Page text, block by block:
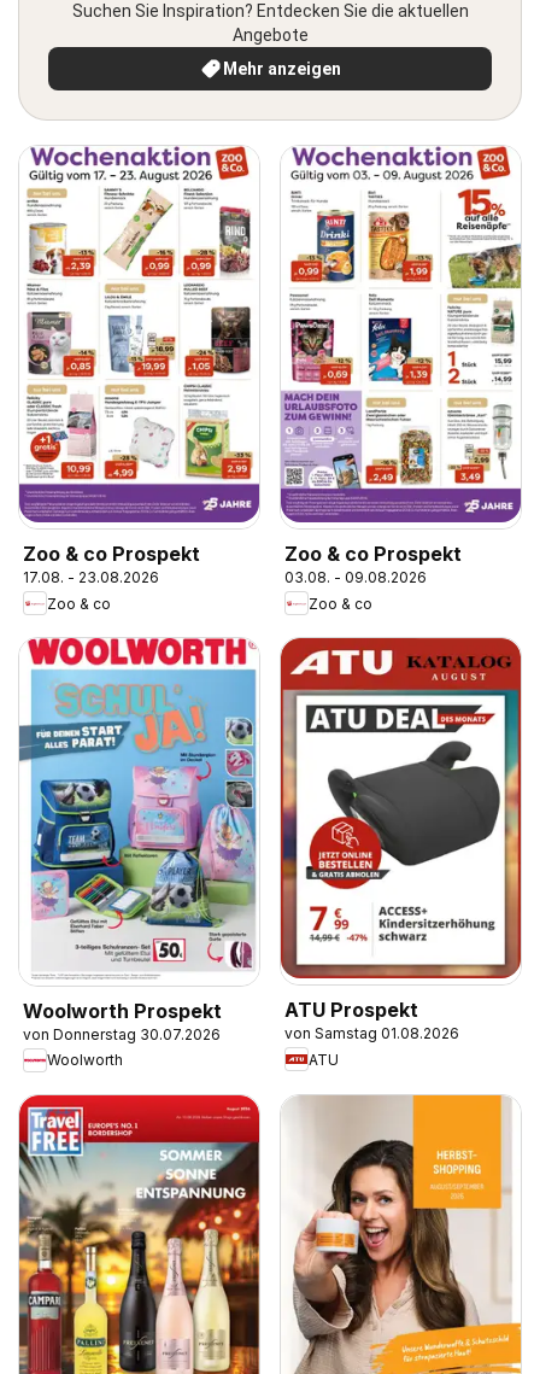
Suchen Sie Inspiration? Entdecken Sie die aktuellen
Angebote
Mehr anzeigen
Zoo & co Prospekt
17.08. - 23.08.2026
Zoo & co
Zoo & co Prospekt
03.08. - 09.08.2026
Zoo & co
Woolworth Prospekt
von Donnerstag 30.07.2026
Woolworth
ATU Prospekt
von Samstag 01.08.2026
ATU